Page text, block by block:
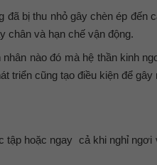
bị thu nhỏ gây chèn ép đến
chân và hạn chế vận động.
nào đó mà hệ thần kinh
triển cũng tạo điều kiện để
tập hoặc ngay cả khi nghỉ